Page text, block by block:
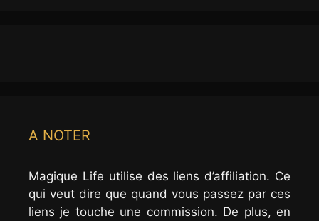
A NOTER
Magique Life utilise des liens d’affiliation. Ce
qui veut dire que quand vous passez par ces
liens je touche une commission. De plus, en